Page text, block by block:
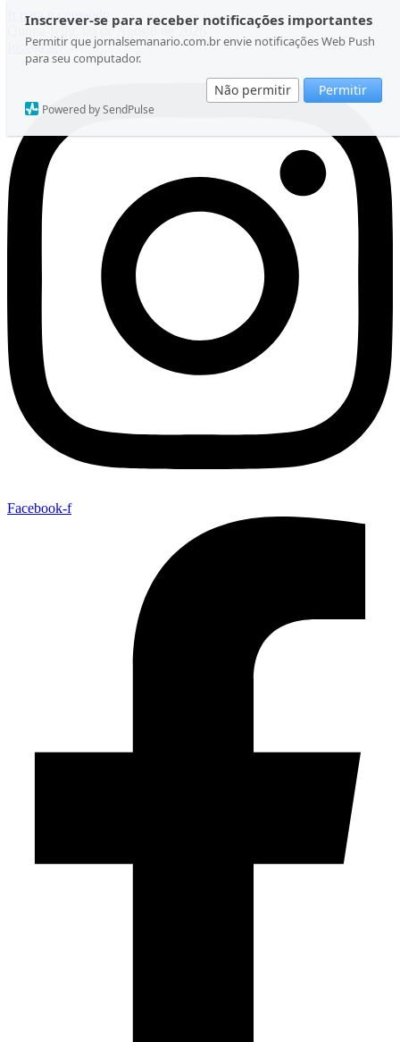
Inscrever-se para receber notificações importantes
Permitir que jornalsemanario.com.br envie notificações Web Push
para seu computador.
Não permitir Permitir
Powered by SendPulse
Ir para o conteúdo
Quinta-feira, 06 de Agosto de 2026
Instagram
Facebook-f